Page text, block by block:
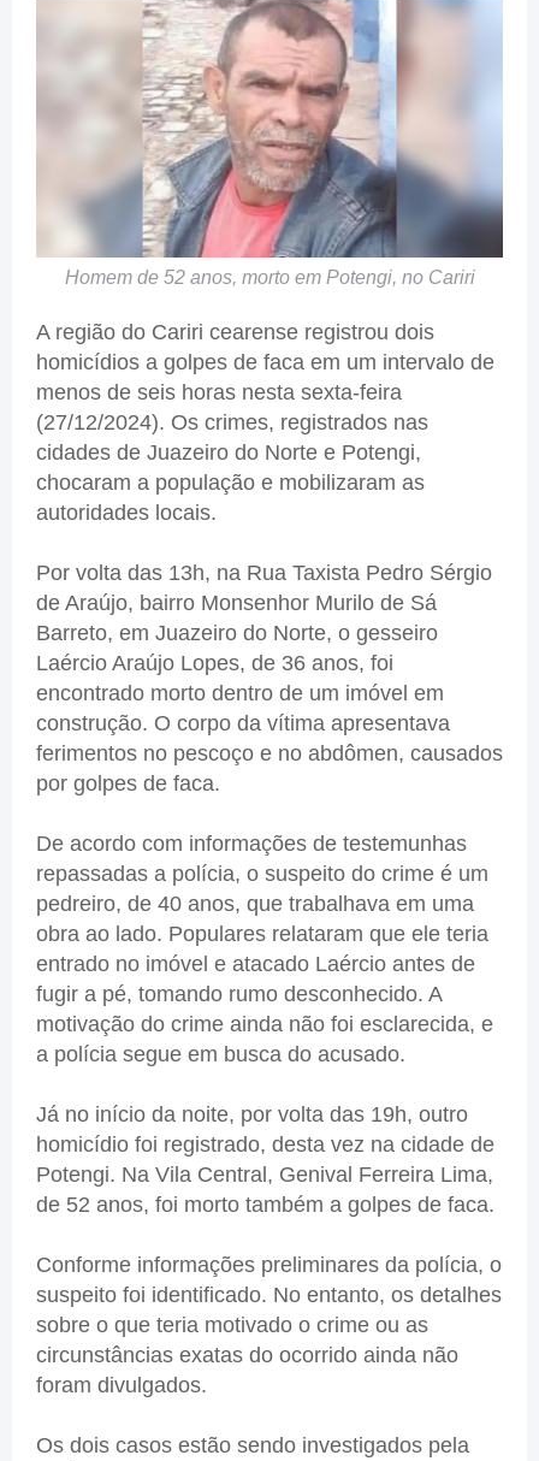
Homem de 52 anos, morto em Potengi, no Cariri
A região do Cariri cearense registrou dois
homicídios a golpes de faca em um intervalo de
menos de seis horas nesta sexta-feira
(27/12/2024). Os crimes, registrados nas
cidades de Juazeiro do Norte e Potengi,
chocaram a população e mobilizaram as
autoridades locais.
Por volta das 13h, na Rua Taxista Pedro Sérgio
de Araújo, bairro Monsenhor Murilo de Sá
Barreto, em Juazeiro do Norte, o gesseiro
Laércio Araújo Lopes, de 36 anos, foi
encontrado morto dentro de um imóvel em
construção. O corpo da vítima apresentava
ferimentos no pescoço e no abdômen, causados
por golpes de faca.
De acordo com informações de testemunhas
repassadas a polícia, o suspeito do crime é um
pedreiro, de 40 anos, que trabalhava em uma
obra ao lado. Populares relataram que ele teria
entrado no imóvel e atacado Laércio antes de
fugir a pé, tomando rumo desconhecido. A
motivação do crime ainda não foi esclarecida, e
a polícia segue em busca do acusado.
Já no início da noite, por volta das 19h, outro
homicídio foi registrado, desta vez na cidade de
Potengi. Na Vila Central, Genival Ferreira Lima,
de 52 anos, foi morto também a golpes de faca.
Conforme informações preliminares da polícia, o
suspeito foi identificado. No entanto, os detalhes
sobre o que teria motivado o crime ou as
circunstâncias exatas do ocorrido ainda não
foram divulgados.
Os dois casos estão sendo investigados pela